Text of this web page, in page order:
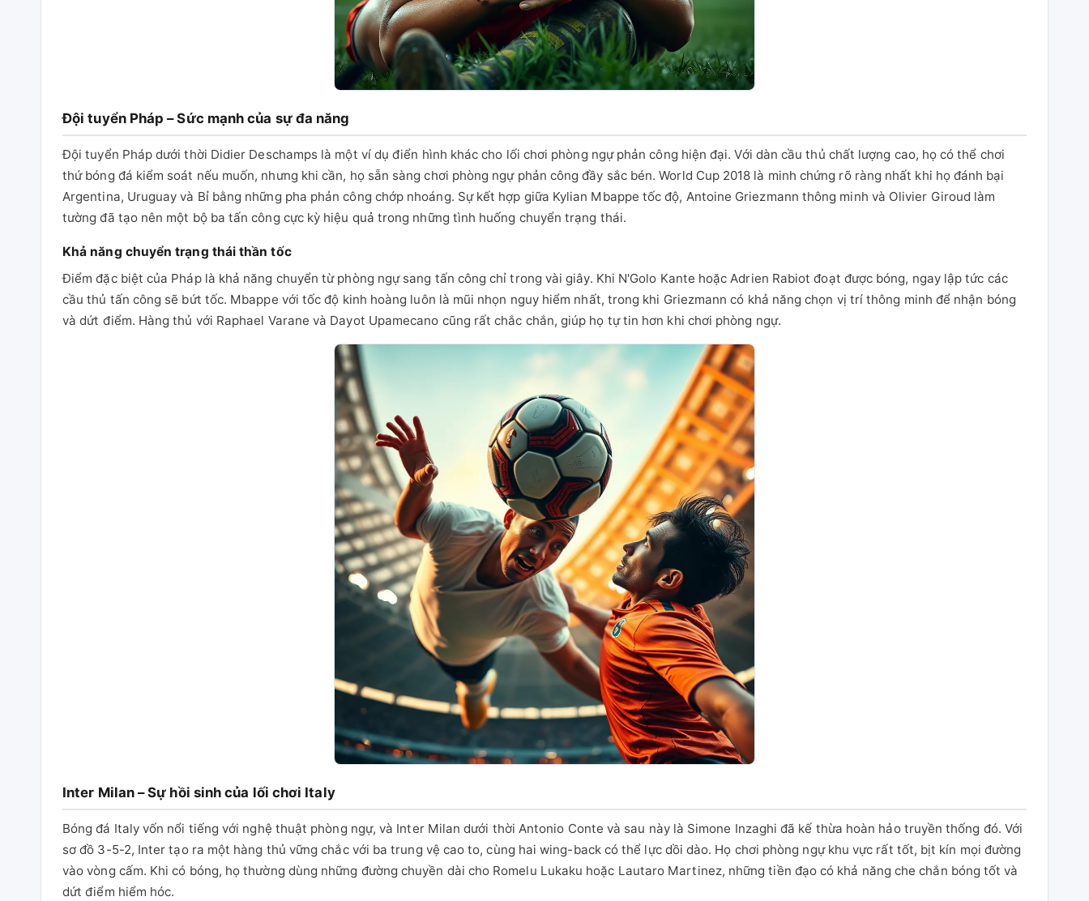
Đội tuyển Pháp – Sức mạnh của sự đa năng
Đội tuyển Pháp dưới thời Didier Deschamps là một ví dụ điển hình khác cho lối chơi phòng ngự phản công hiện đại. Với dàn cầu thủ chất lượng cao, họ có thể chơi
thứ bóng đá kiểm soát nếu muốn, nhưng khi cần, họ sẵn sàng chơi phòng ngự phản công đầy sắc bén. World Cup 2018 là minh chứng rõ ràng nhất khi họ đánh bại
Argentina, Uruguay và Bỉ bằng những pha phản công chớp nhoáng. Sự kết hợp giữa Kylian Mbappe tốc độ, Antoine Griezmann thông minh và Olivier Giroud làm
tường đã tạo nên một bộ ba tấn công cực kỳ hiệu quả trong những tình huống chuyển trạng thái.
Khả năng chuyển trạng thái thần tốc
Điểm đặc biệt của Pháp là khả năng chuyển từ phòng ngự sang tấn công chỉ trong vài giây. Khi N'Golo Kante hoặc Adrien Rabiot đoạt được bóng, ngay lập tức các
cầu thủ tấn công sẽ bứt tốc. Mbappe với tốc độ kinh hoàng luôn là mũi nhọn nguy hiểm nhất, trong khi Griezmann có khả năng chọn vị trí thông minh để nhận bóng
và dứt điểm. Hàng thủ với Raphael Varane và Dayot Upamecano cũng rất chắc chắn, giúp họ tự tin hơn khi chơi phòng ngự.
Inter Milan – Sự hồi sinh của lối chơi Italy
Bóng đá Italy vốn nổi tiếng với nghệ thuật phòng ngự, và Inter Milan dưới thời Antonio Conte và sau này là Simone Inzaghi đã kế thừa hoàn hảo truyền thống đó. Với
sơ đồ 3-5-2, Inter tạo ra một hàng thủ vững chắc với ba trung vệ cao to, cùng hai wing-back có thể lực dồi dào. Họ chơi phòng ngự khu vực rất tốt, bịt kín mọi đường
vào vòng cấm. Khi có bóng, họ thường dùng những đường chuyền dài cho Romelu Lukaku hoặc Lautaro Martinez, những tiền đạo có khả năng che chắn bóng tốt và
dứt điểm hiểm hóc.